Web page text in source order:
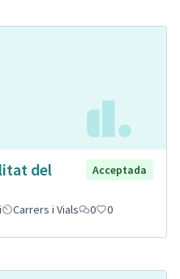
del
Acceptada
Carrers i Vials 0 0